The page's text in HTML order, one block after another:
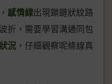
感情線出現鎖鏈狀紋路
折，需要學習溝通同包
況 ，仔細觀察呢條線真